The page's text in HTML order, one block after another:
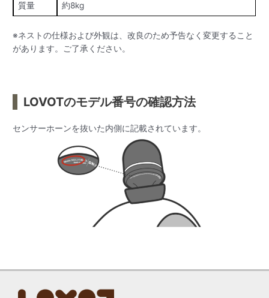
質量 約8kg
※ネストの仕様および外観は、改良のため予告なく変更すること
があります。ご了承ください。
LOVOTのモデル番号の確認方法
センサーホーンを抜いた内側に記載されています。